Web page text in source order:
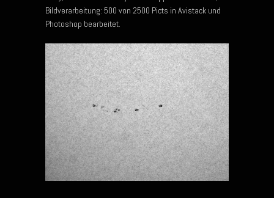
Bildverarbeitung: 500 von 2500 Picts in Avistack und
Photoshop bearbeitet.